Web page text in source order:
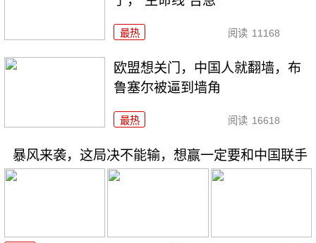
最热 阅读 11168
欧盟想关门，中国人就翻墙，布
鲁塞尔被逼到墙角
最热 阅读 16618
暴风来袭，这局决不能输，想赢一定要和中国联手